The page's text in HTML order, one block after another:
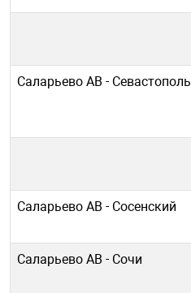
Саларьево АВ - Севастополь
Саларьево АВ - Сосенский
Саларьево АВ - Сочи